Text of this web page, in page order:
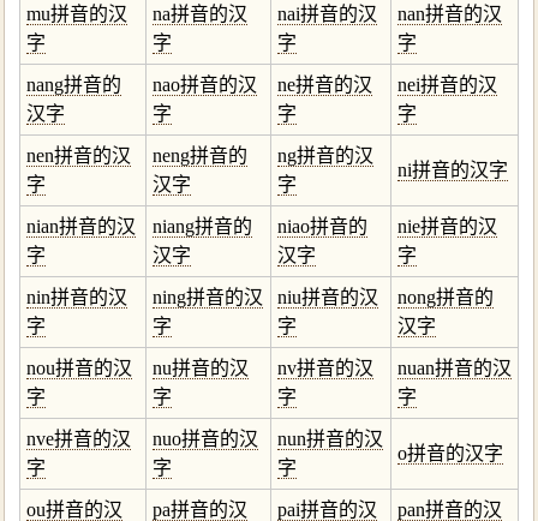
mu拼音的汉
字
na拼音的汉
字
nai拼音的汉
字
nan拼音的汉
字
nang拼音的
汉字
nao拼音的汉
字
ne拼音的汉
字
nei拼音的汉
字
nen拼音的汉
字
neng拼音的
汉字
ng拼音的汉
字
ni拼音的汉字
nian拼音的汉
字
niang拼音的
汉字
niao拼音的
汉字
nie拼音的汉
字
nin拼音的汉
字
ning拼音的汉
字
niu拼音的汉
字
nong拼音的
汉字
nou拼音的汉
字
nu拼音的汉
字
nv拼音的汉
字
nuan拼音的汉
字
nve拼音的汉
字
nuo拼音的汉
字
nun拼音的汉
字
o拼音的汉字
ou拼音的汉
pa拼音的汉
pai拼音的汉
pan拼音的汉